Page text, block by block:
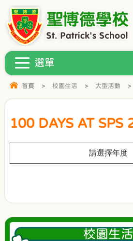
首頁 > 校園生活 > 大型活動 >
100 DAYS AT SPS
請選擇年度
校園生活